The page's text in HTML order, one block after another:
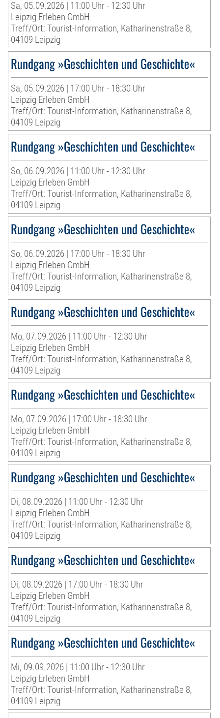
Sa, 05.09.2026 | 11:00 Uhr - 12:30 Uhr
Leipzig Erleben GmbH
Treff/Ort: Tourist-Information, Katharinenstraße 8,
04109 Leipzig
Rundgang »Geschichten und Geschichte«
Sa, 05.09.2026 | 17:00 Uhr - 18:30 Uhr
Leipzig Erleben GmbH
Treff/Ort: Tourist-Information, Katharinenstraße 8,
04109 Leipzig
Rundgang »Geschichten und Geschichte«
So, 06.09.2026 | 11:00 Uhr - 12:30 Uhr
Leipzig Erleben GmbH
Treff/Ort: Tourist-Information, Katharinenstraße 8,
04109 Leipzig
Rundgang »Geschichten und Geschichte«
So, 06.09.2026 | 17:00 Uhr - 18:30 Uhr
Leipzig Erleben GmbH
Treff/Ort: Tourist-Information, Katharinenstraße 8,
04109 Leipzig
Rundgang »Geschichten und Geschichte«
Mo, 07.09.2026 | 11:00 Uhr - 12:30 Uhr
Leipzig Erleben GmbH
Treff/Ort: Tourist-Information, Katharinenstraße 8,
04109 Leipzig
Rundgang »Geschichten und Geschichte«
Mo, 07.09.2026 | 17:00 Uhr - 18:30 Uhr
Leipzig Erleben GmbH
Treff/Ort: Tourist-Information, Katharinenstraße 8,
04109 Leipzig
Rundgang »Geschichten und Geschichte«
Di, 08.09.2026 | 11:00 Uhr - 12:30 Uhr
Leipzig Erleben GmbH
Treff/Ort: Tourist-Information, Katharinenstraße 8,
04109 Leipzig
Rundgang »Geschichten und Geschichte«
Di, 08.09.2026 | 17:00 Uhr - 18:30 Uhr
Leipzig Erleben GmbH
Treff/Ort: Tourist-Information, Katharinenstraße 8,
04109 Leipzig
Rundgang »Geschichten und Geschichte«
Mi, 09.09.2026 | 11:00 Uhr - 12:30 Uhr
Leipzig Erleben GmbH
Treff/Ort: Tourist-Information, Katharinenstraße 8,
04109 Leipzig